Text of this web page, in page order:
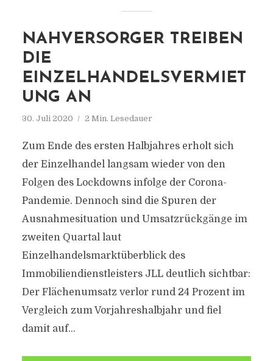
NAHVERSORGER TREIBEN
DIE
EINZELHANDELSVERMIET
UNG AN
30. Juli 2020 2 Min. Lesedauer
Zum Ende des ersten Halbjahres erholt sich
der Einzelhandel langsam wieder von den
Folgen des Lockdowns infolge der Corona-
Pandemie. Dennoch sind die Spuren der
Ausnahmesituation und Umsatzrückgänge im
zweiten Quartal laut
Einzelhandelsmarktüberblick des
Immobiliendienstleisters JLL deutlich sichtbar:
Der Flächenumsatz verlor rund 24 Prozent im
Vergleich zum Vorjahreshalbjahr und fiel
damit auf...